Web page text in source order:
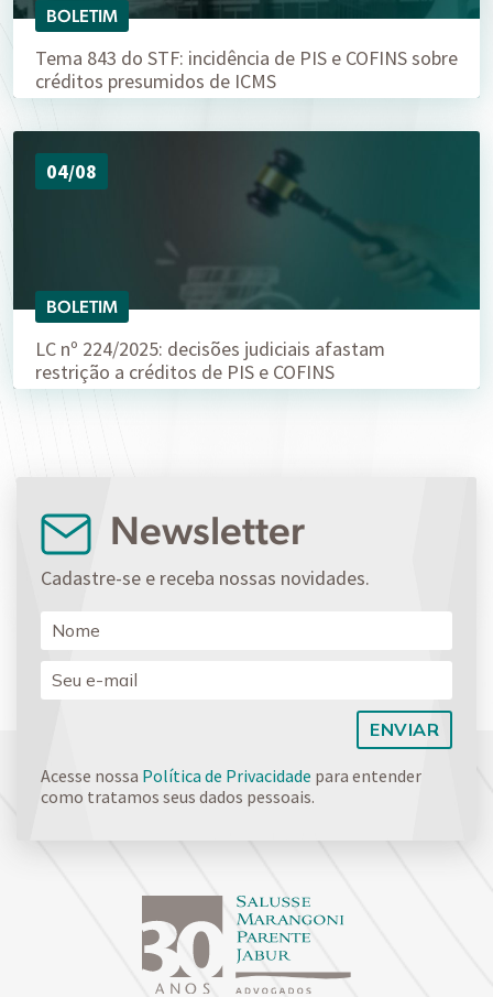
BOLETIM
Tema 843 do STF: incidência de PIS e COFINS sobre
créditos presumidos de ICMS
04/08
BOLETIM
LC nº 224/2025: decisões judiciais afastam
restrição a créditos de PIS e COFINS
Newsletter
Cadastre-se e receba nossas novidades.
Acesse nossa Política de Privacidade para entender
como tratamos seus dados pessoais.